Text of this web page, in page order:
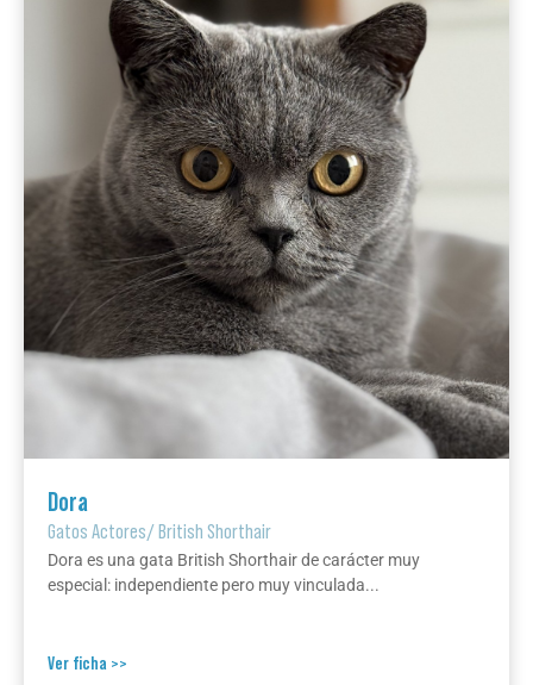
Dora
Gatos Actores/British Shorthair
Dora es una gata British Shorthair de carácter muy
especial: independiente pero muy vinculada...
Ver ficha >>